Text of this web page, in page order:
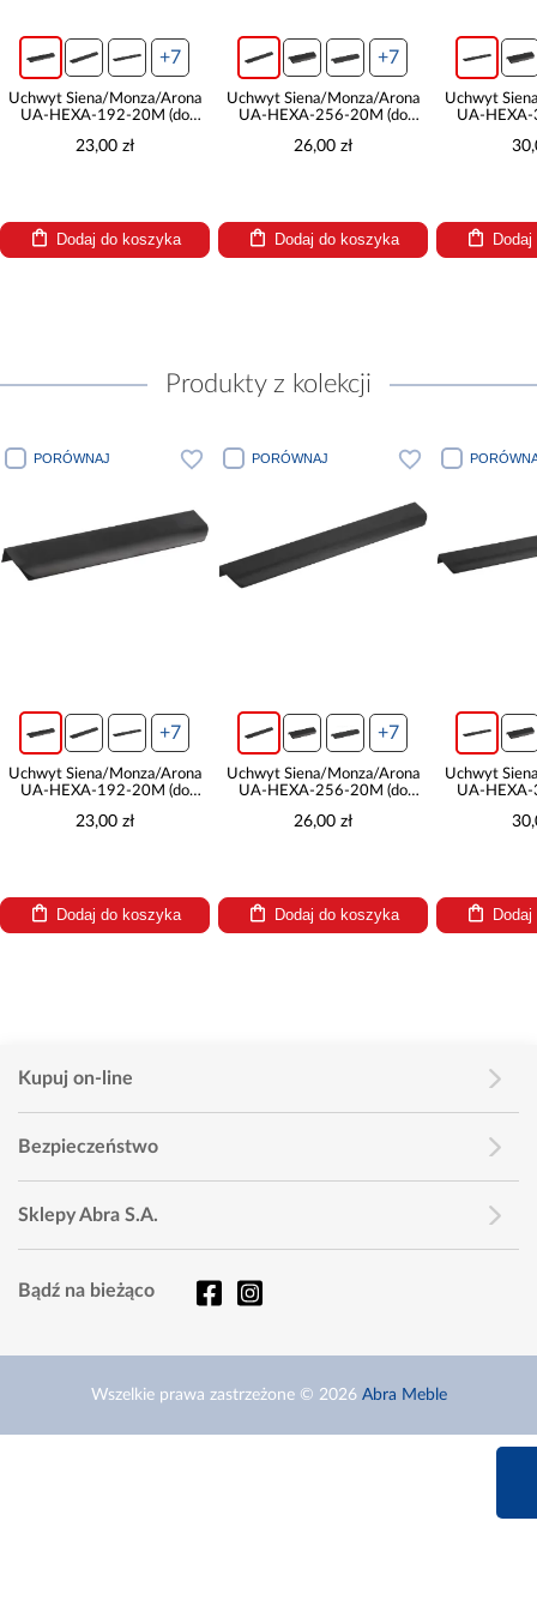
+7
Uchwyt Siena/Monza/Arona
UA-HEXA-192-20M (do
23,00 zł
Dodaj do koszyka
+7
Uchwyt Siena/Monza/Arona
UA-HEXA-256-20M (do
26,00 zł
Dodaj do koszyka
Uchwyt
UA-
Produkty z kolekcji
PORÓWNAJ
+7
Uchwyt Siena/Monza/Arona
UA-HEXA-192-20M (do
23,00 zł
Dodaj do koszyka
PORÓWNAJ
+7
Uchwyt Siena/Monza/Arona
UA-HEXA-256-20M (do
26,00 zł
Dodaj do koszyka
Uchwyt
UA-
Kupuj on-line
Bezpieczeństwo
Sklepy Abra S.A.
Bądź na bieżąco
Wszelkie prawa zastrzeżone © 2026 Abra Meble